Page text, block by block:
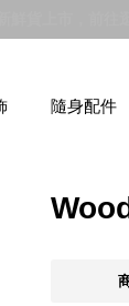
隨身配件